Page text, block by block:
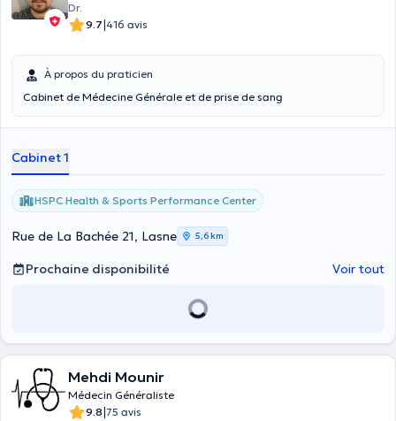
Dr.
9.7|416 avis
À propos du praticien
Cabinet de Médecine Générale et de prise de sang
Cabinet 1
HSPC Health & Sports Performance Center
Rue de La Bachée 21, Lasne 5,6 km
Prochaine disponibilité Voir tout
Mehdi Mounir
Médecin Généraliste
9.8|75 avis